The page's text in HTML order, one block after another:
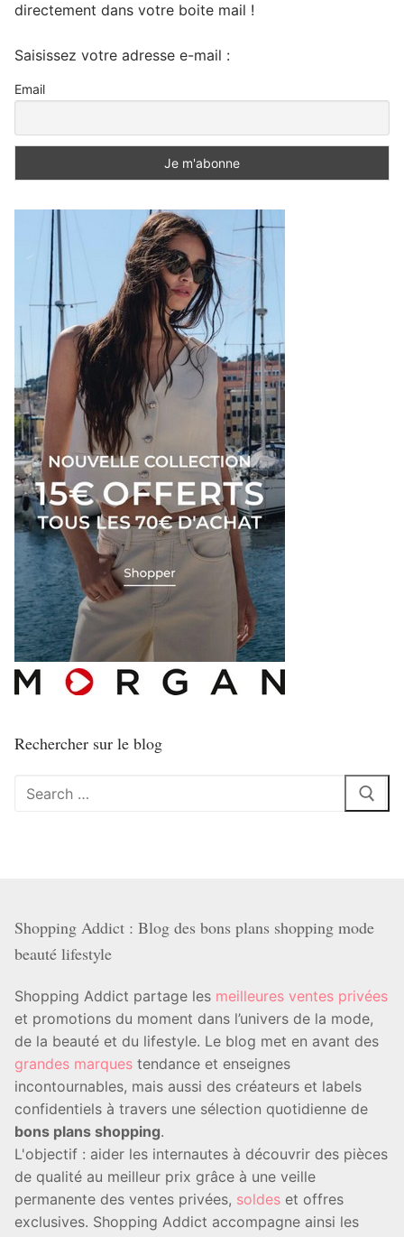
directement dans votre boite mail !
Saisissez votre adresse e-mail :
Email
Rechercher sur le blog
Rechercher
Shopping Addict : Blog des bons plans shopping mode
beauté lifestyle
Shopping Addict partage les meilleures ventes privées
et promotions du moment dans l’univers de la mode,
de la beauté et du lifestyle. Le blog met en avant des
grandes marques tendance et enseignes
incontournables, mais aussi des créateurs et labels
confidentiels à travers une sélection quotidienne de
bons plans shopping.
L'objectif : aider les internautes à découvrir des pièces
de qualité au meilleur prix grâce à une veille
permanente des ventes privées, soldes et offres
exclusives. Shopping Addict accompagne ainsi les